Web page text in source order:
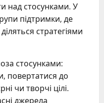
над стосунками. У
підтримки, де
стратегіями
стосунками:
повертатися до
чи творчі цілі.
джерела